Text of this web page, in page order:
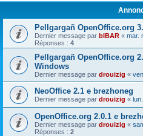
Pellgargañ OpenOffice.org
Dernier message par bIBAR « mar.
Réponses : 4
Pellgargañ OpenOffice.org
Windows
Dernier message par drouizig «
NeoOffice 2.1 e brezhoneg
Dernier message par drouizig «
OpenOffice.org 2.0.1 e
Dernier message par drouizig «
Réponses : 2